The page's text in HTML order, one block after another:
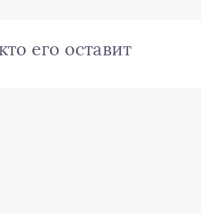
его оставит